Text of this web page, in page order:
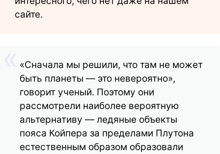
сайте.
«Сначала мы решили, что там не может
быть планеты — это невероятно»,
говорит ученый. Поэтому они
рассмотрели наиболее вероятную
альтернативу — ледяные объекты
пояса Койпера за пределами Плутона
естественным образом образовали